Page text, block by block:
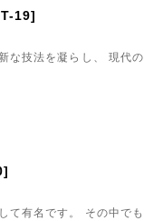
19]
な技法を凝らし、 現代
て有名です。 その中で